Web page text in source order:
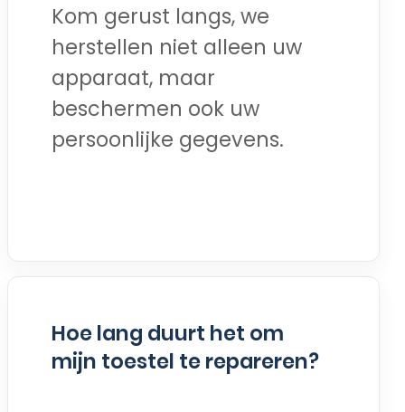
Kom gerust langs, we
herstellen niet alleen uw
apparaat, maar
beschermen ook uw
persoonlijke gegevens.
Hoe lang duurt het om
mijn toestel te repareren?